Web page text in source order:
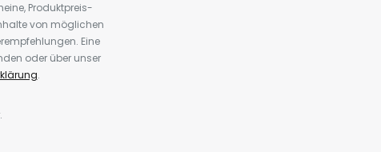
Produktpreis-
von möglichen
Eine
oder über unser
.
.